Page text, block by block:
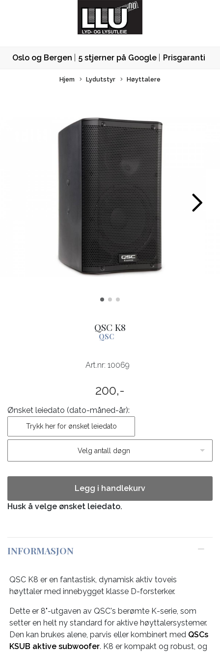
Oslo og Bergen 5 stjerner på Google Prisgaranti
Hjem Lydutstyr Høyttalere
QSC K8
QSC
Art.nr: 10069
200,-
Ønsket leiedato (dato-måned-år):
Velg antall døgn
Legg i handlekurv
Husk å velge ønsket leiedato.
INFORMASJON
QSC K8 er en fantastisk, dynamisk aktiv toveis
høyttaler med innebygget klasse D-forsterker.
Dette er 8"-utgaven av QSC's berømte K-serie, som
setter en helt ny standard for aktive høyttalersystemer.
Den kan brukes alene, parvis eller kombinert med QSCs
KSUB aktive subwoofer. K8 er kompakt og robust, og